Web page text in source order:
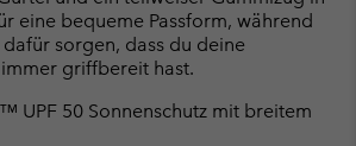
eine bequeme Passform, während
sorgen, dass du deine
griffbereit hast.
UPF 50 Sonnenschutz mit breitem